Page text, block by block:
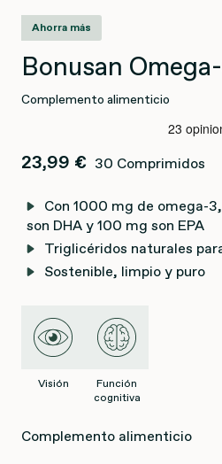
Ahorra más
Bonusan
Complemento alimenticio
23,99 € 30 Comprimidos
Con 1000 mg de omega-
son DHA y 100 mg son EPA
Triglicéridos naturales
Sostenible, limpio y puro
Visión
Función
cognitiva
Complemento alimenticio